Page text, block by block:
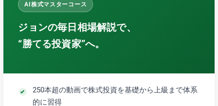
AI株式マスターコース
ジョンの毎日相場解説で、
“勝てる投資家”へ。
250本超の動画で株式投資を基礎から上級まで体系
的に習得